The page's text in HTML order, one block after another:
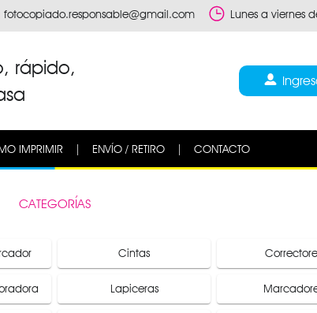
Lunes a viernes
fotocopiado.responsable@gmail.com
rápido,
IMPRIMIR ENVÍO / RETIRO CONTACTO
CATEGORÍAS
Cintas
Lapiceras